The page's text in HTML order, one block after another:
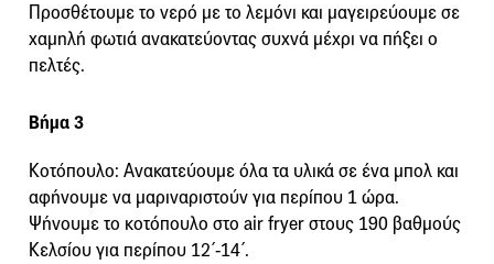
Προσθέτουμε το νερό με το λεμόνι και μαγειρεύουμε σε
χαμηλή φωτιά ανακατεύοντας συχνά μέχρι να πήξει ο
πελτές.
Βήμα 3
Κοτόπουλο: Ανακατεύουμε όλα τα υλικά σε ένα μπολ και
αφήνουμε να μαριναριστούν για περίπου 1 ώρα.
Ψήνουμε το κοτόπουλο στο air fryer στους 190 βαθμούς
Κελσίου για περίπου 12΄-14΄.